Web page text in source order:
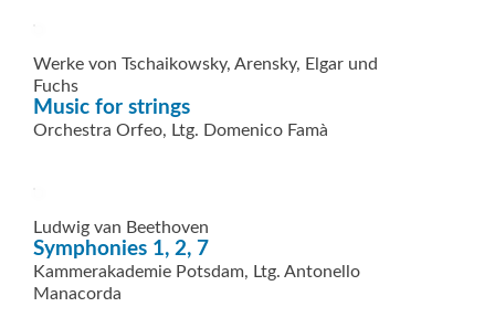
Werke von Tschaikowsky, Arensky, Elgar und
Fuchs
Music for strings
Orchestra Orfeo, Ltg. Domenico Famà
Ludwig van Beethoven
Symphonies 1, 2, 7
Kammerakademie Potsdam, Ltg. Antonello
Manacorda